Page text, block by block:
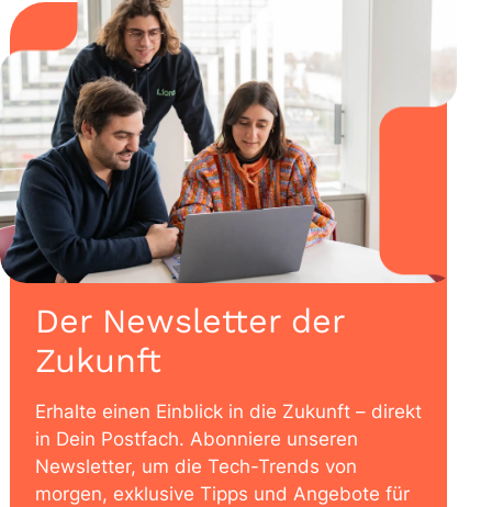
Der Newsletter der
Zukunft
Erhalte einen Einblick in die Zukunft – direkt
in Dein Postfach. Abonniere unseren
Newsletter, um die Tech-Trends von
morgen, exklusive Tipps und Angebote für